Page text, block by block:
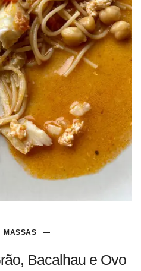
MASSAS
Bacalhau e Ovo